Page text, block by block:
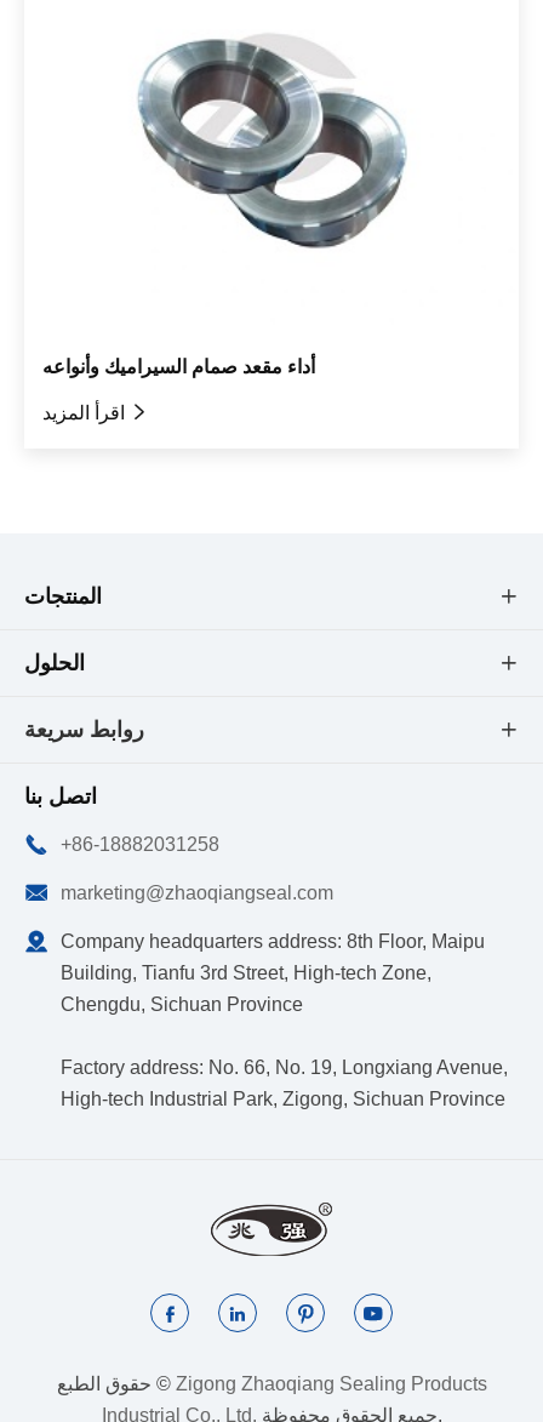
أداء مقعد صمام السيراميك وأنواعه

المنتجات 
الحلول 
روابط سريعة 
اتصل بنا
 +86-18882031258
 marketing@zhaoqiangseal.com

Company headquarters address: 8th Floor, Maipu
Building, Tianfu 3rd Street, High-tech Zone,
Chengdu, Sichuan Province
Factory address: No. 66, No. 19, Longxiang Avenue,
High-tech Industrial Park, Zigong, Sichuan Province
   
حقوق الطبع © Zigong Zhaoqiang Sealing Products
Industrial Co., Ltd.
جميع الحقوق محفوظة.